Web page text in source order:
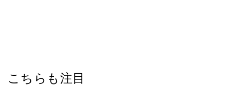
こちらも注目